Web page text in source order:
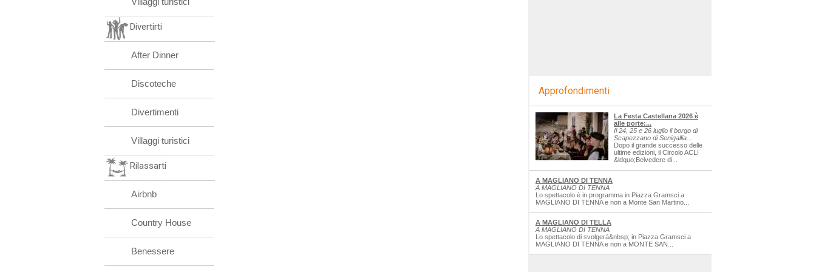
Divertirti
After Dinner
Discoteche
Divertimenti
Villaggi turistici
Rilassarti
Airbnb
Country House
Benessere
Approfondimenti
La Festa Castellana 2026 è
alle porte:...
Il 24, 25 e 26 luglio il borgo di
Scapezzano di Senigallia...
Dopo il grande successo delle
ultime edizioni, il Circolo ACLI
&ldquo;Belvedere di...
A MAGLIANO DI TENNA
A MAGLIANO DI TENNA
Lo spettacolo è in programma in Piazza Gramsci a
MAGLIANO DI TENNA e non a Monte San Martino...
A MAGLIANO DI TELLA
A MAGLIANO DI TENNA
Lo spettacolo di svolgerà&nbsp; in Piazza Gramsci a
MAGLIANO DI TENNA e non a MONTE SAN...